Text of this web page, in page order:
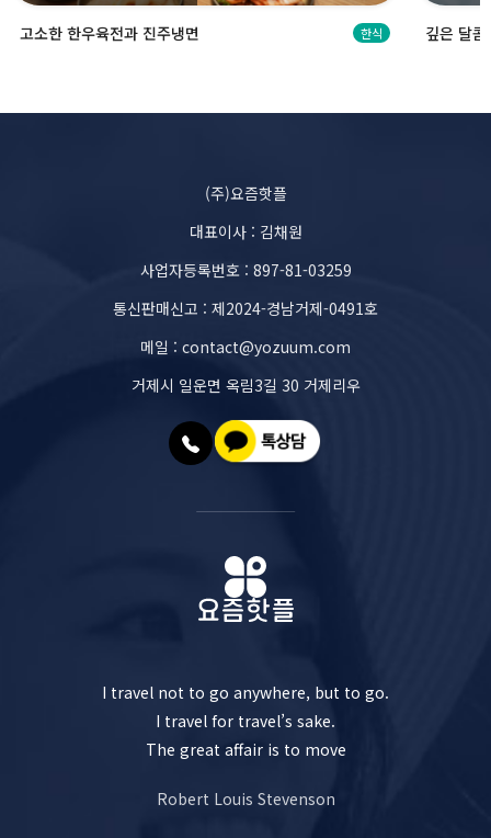
고소한 한우육전과 진주냉면 한식 깊은 달
(주)요즘핫플
대표이사 : 김채원
사업자등록번호 : 897-81-03259
통신판매신고 : 제2024-경남거제-0491호
메일 : contact@yozuum.com
거제시 일운면 옥림3길 30 거제리우
I travel not to go anywhere, but to go.
I travel for travel’s sake.
The great affair is to move
Robert Louis Stevenson